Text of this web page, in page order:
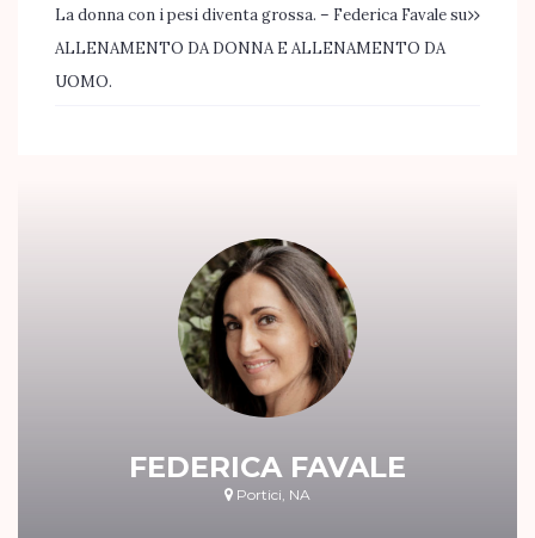
La donna con i pesi diventa grossa. – Federica Favalesu
ALLENAMENTO DA DONNA E ALLENAMENTO DA
UOMO.
FEDERICA FAVALE
Portici, NA